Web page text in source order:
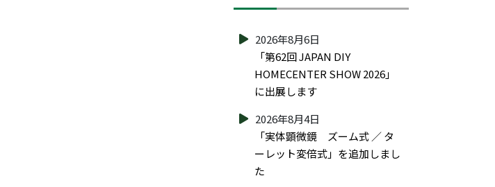
「第62回 JAPAN DIY
HOMECENTER SHOW 2026」
に出展します
2026年8月6日
「実体顕微鏡 ズーム式 ／ タ
ーレット変倍式」を追加しまし
た
2026年8月4日